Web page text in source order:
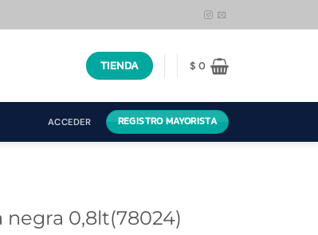
TIENDA $ 0
ACCEDER REGISTRO MAYORISTA
negra 0,8lt(78024)